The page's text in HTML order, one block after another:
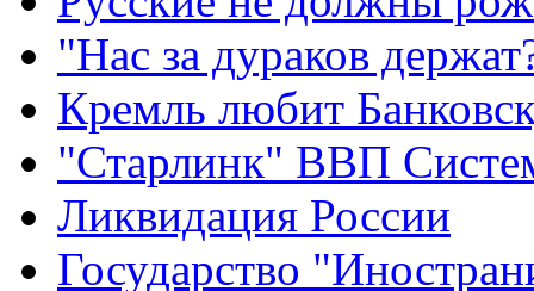
"Нас за дураков
Кремль любит
"Старлинк" ВВП
Ликвидация России
Государство